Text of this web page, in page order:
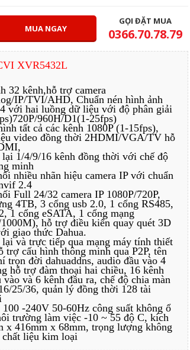
MUA NGAY
GỌI ĐẶT MUA
0366.70.78.79
XVR5432L
32 kênh,hỗ trợ camera
IP/TVI/AHD, Chuẩn nén hình ảnh
với hai luồng dữ liệu với độ phân giải
960H/D1(1-25fps)
tất cả các kênh 1080P (1-15fps),
video đồng thời 2HDMI/VGA/TV hỗ
lại 1/4/9/16 kênh đồng thời với chế độ
minh
nhiều nhãn hiệu camera IP với chuẩn
2.4
Full 24/32 camera IP 1080P/720P,
4TB, 3 cổng usb 2.0, 1 cổng RS485,
1 cổng eSATA, 1 cổng mạng
hỗ trợ điều kiển quay quét 3D
giao thức Dahua.
và trực tiếp qua mạng máy tính thiết
trợ cấu hình thông minh qua P2P, tên
trọn đời dahuaddns, audio đầu vào 4
hỗ trợ đàm thoại hai chiều, 16 kênh
vào và 6 kênh đầu ra, chế độ chia màn
25/36, quản lý đồng thời 128 tài
-240V 50-60Hz công suất không ổ
trường làm việc -10 ~ 55 độ C, kích
x 416mm x 68mm, trọng lượng không
liệu kim loại